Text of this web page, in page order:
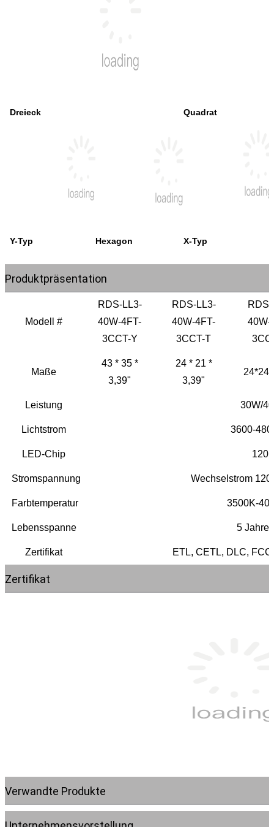
Dreieck Quadrat
Y-Typ Hexagon X-Typ
Produktpräsentation
Modell #
RDS-LL3-
40W-4FT-
3CCT-Y
RDS-LL3-
40W-4FT-
3CCT-T
40W-
Maße
43 * 35 *
3,39"
24 * 21 *
3,39"
Leistung 30W/
Lichtstrom 3600-
LED-Chip
Stromspannung Wechselstrom
Farbtemperatur 3500K-
Lebensspanne 5 Jahre
Zertifikat ETL, CETL, DLC,
Zertifikat
Verwandte Produkte